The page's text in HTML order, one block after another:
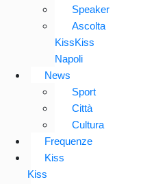
Speaker
Ascolta
KissKiss
Napoli
News
Sport
Città
Cultura
Frequenze
Kiss
Kiss